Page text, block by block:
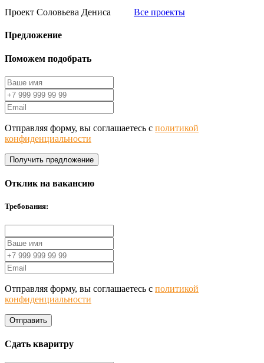
Проект Соловьева Дениса
Все проекты
Предложение
Поможем подобрать
Отправляя форму, вы соглашаетесь с политикой
конфиденциальности
Получить предложение
Отклик на вакансию
Требования:
Отправляя форму, вы соглашаетесь с политикой
конфиденциальности
Отправить
Сдать кваритру